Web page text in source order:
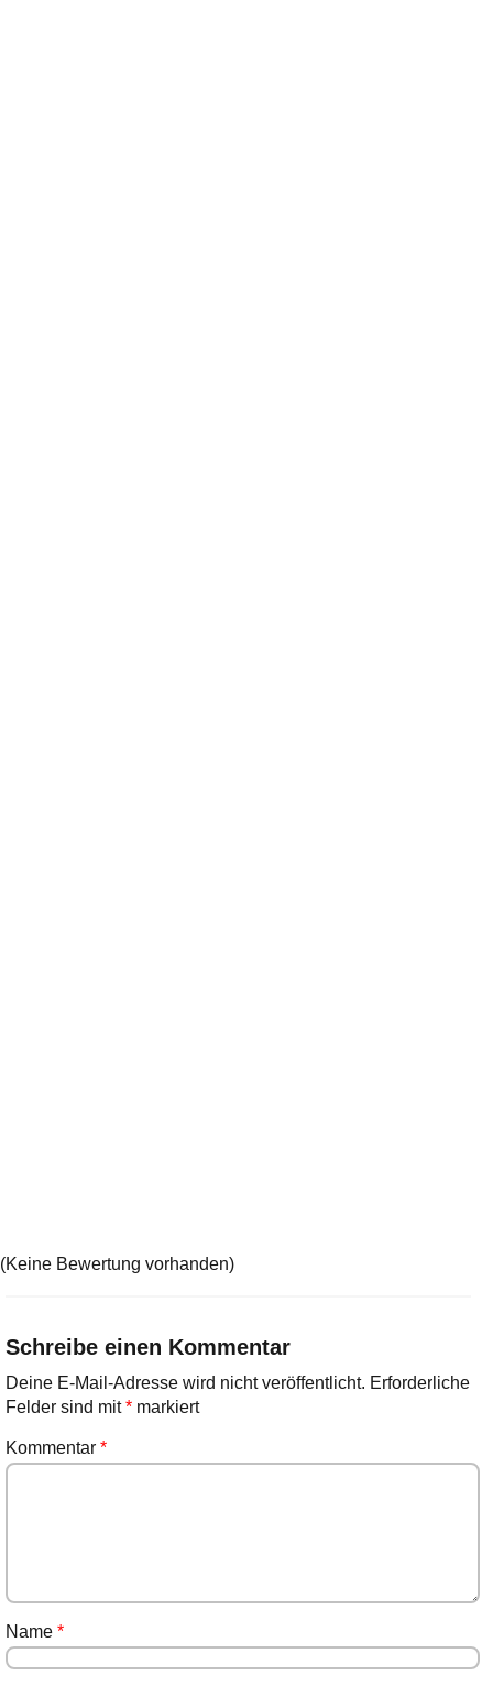
(Keine Bewertung vorhanden)
Schreibe einen Kommentar
Deine E-Mail-Adresse wird nicht veröffentlicht. Erforderliche
Felder sind mit*markiert
Kommentar *
Name *